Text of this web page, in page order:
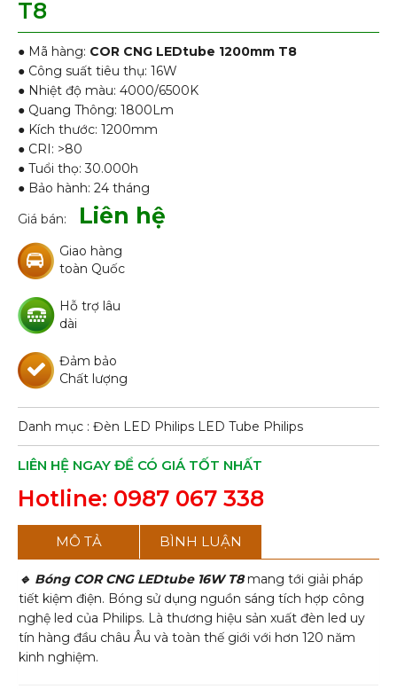
T8
● Mã hàng: COR CNG LEDtube 1200mm T8
● Công suất tiêu thụ: 16W
● Nhiệt độ màu: 4000/6500K
● Quang Thông: 1800Lm
● Kích thước: 1200mm
● CRI: >80
● Tuổi thọ: 30.000h
● Bảo hành: 24 tháng
Giá bán:
Liên hệ
Giao hàng
toàn Quốc
Hỗ trợ lâu
dài
Đảm bảo
Chất lượng
Danh mục : Đèn LED Philips LED Tube Philips
LIÊN HỆ NGAY ĐỂ CÓ GIÁ TỐT NHẤT
Hotline: 0987 067 338
MÔ TẢ BÌNH LUẬN
🔹 Bóng COR CNG LEDtube 16W T8mang tới giải pháp
tiết kiệm điện. Bóng sử dụng nguồn sáng tích hợp công
nghệ led của Philips. Là thương hiệu sản xuất đèn led uy
tín hàng đầu châu Âu và toàn thế giới với hơn 120 năm
kinh nghiệm.